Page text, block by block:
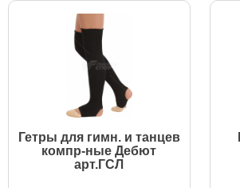
Гетры для гимн. и танцев
компр-ные Дебют
арт.ГСЛ